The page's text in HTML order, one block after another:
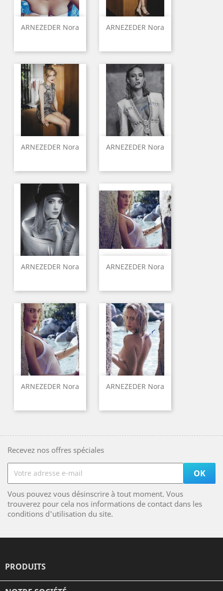
ARNEZEDER Nora ARNEZEDER Nora
ARNEZEDER Nora ARNEZEDER Nora
ARNEZEDER Nora ARNEZEDER Nora
ARNEZEDER Nora ARNEZEDER Nora
Recevez nos offres spéciales
Vous pouvez vous désinscrire à tout moment. Vous
trouverez pour cela nos informations de contact dans les
conditions d'utilisation du site.
PRODUITS